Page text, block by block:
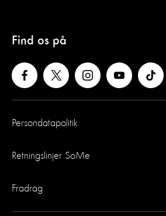
Find os på
Persondatapolitik
Retningslinjer SoMe
Fradrag